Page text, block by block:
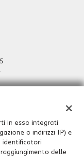
in esso integrati
o indirizzi IP) e
identificatori
delle